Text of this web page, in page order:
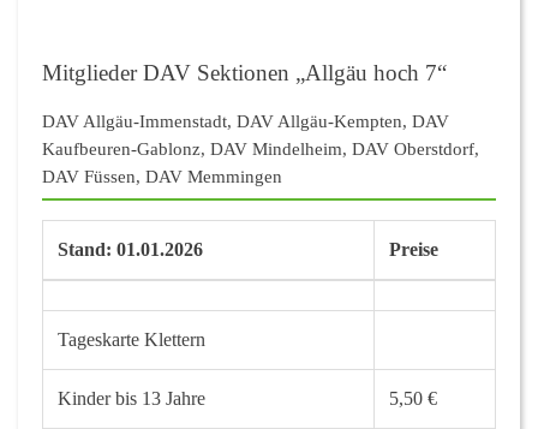
Mitglieder DAV Sektionen „Allgäu hoch 7“
DAV Allgäu-Immenstadt, DAV Allgäu-Kempten, DAV
Kaufbeuren-Gablonz, DAV Mindelheim, DAV Oberstdorf,
DAV Füssen, DAV Memmingen
Stand: 01.01.2026 Preise
Tageskarte Klettern
Kinder bis 13 Jahre 5,50 €